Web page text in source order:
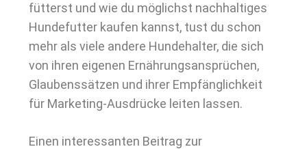
fütterst und wie du möglichst nachhaltiges
Hundefutter kaufen kannst, tust du schon
mehr als viele andere Hundehalter, die sich
von ihren eigenen Ernährungsansprüchen,
Glaubenssätzen und ihrer Empfänglichkeit
für Marketing-Ausdrücke leiten lassen.
Einen interessanten Beitrag zur